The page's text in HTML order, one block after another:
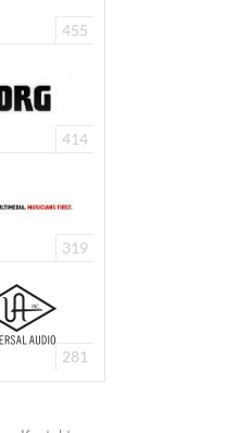
455
414
319
281